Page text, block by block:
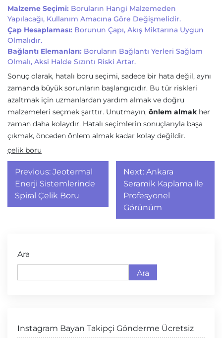
Malzeme Seçimi: Boruların Hangi Malzemeden
Yapılacağı, Kullanım Amacına Göre Değişmelidir.
Çap Hesaplaması: Borunun Çapı, Akış Miktarına Uygun
Olmalıdır.
Bağlantı Elemanları: Boruların Bağlantı Yerleri Sağlam
Olmalı, Aksi Halde Sızıntı Riski Artar.
Sonuç olarak, hatalı boru seçimi, sadece bir hata değil, aynı
zamanda büyük sorunların başlangıcıdır. Bu tür riskleri
azaltmak için uzmanlardan yardım almak ve doğru
malzemeleri seçmek şarttır. Unutmayın, önlem almak her
zaman daha kolaydır. Hatalı seçimlerin sonuçlarıyla başa
çıkmak, önceden önlem almak kadar kolay değildir.
çelik boru
Yazı
gezinmesi
Previous: Jeotermal
Enerji Sistemlerinde
Spiral Çelik Boru
Next: Ankara
Seramik Kaplama ile
Profesyonel
Görünüm
Ara
Ara
Instagram Bayan Takipçi Gönderme Ücretsiz